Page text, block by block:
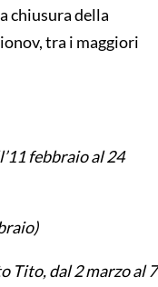
chiusura della
tra i maggiori
febbraio al 24
Tito, dal 2 marzo al 7